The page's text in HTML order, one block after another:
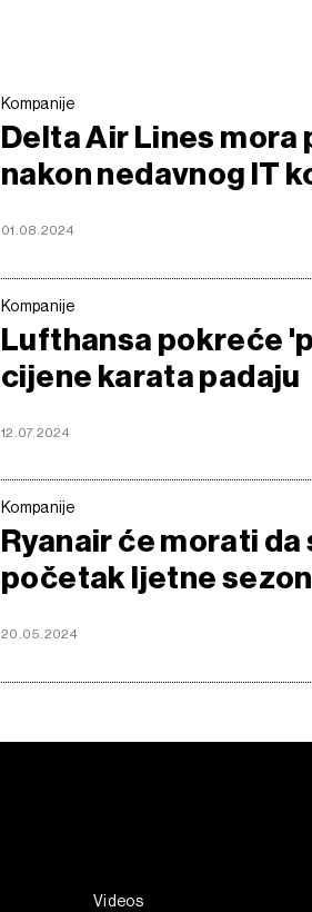
Kompanije
Delta Air Lines
nakon nedavnog IT
01.08.2024
Kompanije
Lufthansa pokreće
cijene karata padaju
12.07.2024
Kompanije
Ryanair će morati
početak ljetne
20.05.2024
Videos